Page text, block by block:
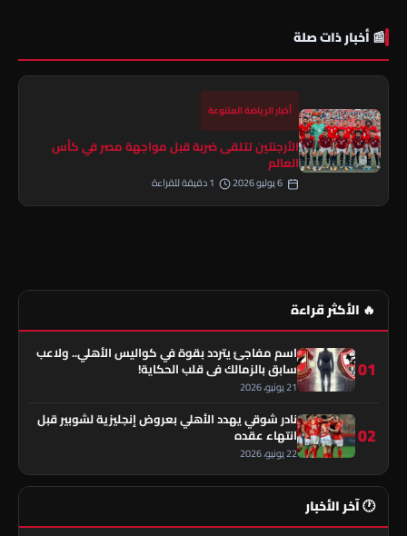
📰 أخبار ذات صلة
أخبار الرياضة المتنوعة
الأرجنتين تتلقى ضربة قبل مواجهة مصر في كأس
العالم
🔥 الأكثر قراءة
01
اسم مفاجئ يتردد بقوة في كواليس الأهلي.. ولاعب
سابق بالزمالك في قلب الحكاية!
21 يونيو، 2026
02
نادر شوقي يهدد الأهلي بعروض إنجليزية لشوبير قبل
انتهاء عقده
22 يونيو، 2026
🕐 آخر الأخبار